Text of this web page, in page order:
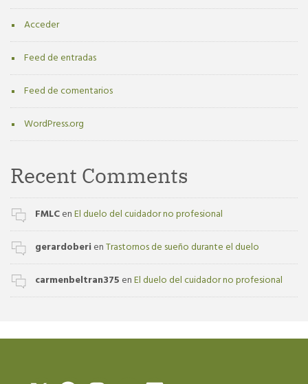
Acceder
Feed de entradas
Feed de comentarios
WordPress.org
Recent Comments
FMLCenEl duelo del cuidador no profesional
gerardoberi enTrastornos de sueño durante el duelo
carmenbeltran375 enEl duelo del cuidador no profesional